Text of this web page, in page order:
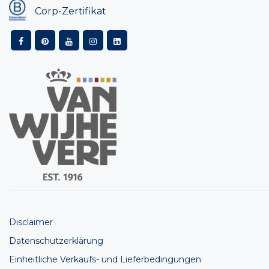
Corp-Zertifikat
Disclaimer
Datenschutzerklärung
Einheitliche Verkaufs- und Lieferbedingungen